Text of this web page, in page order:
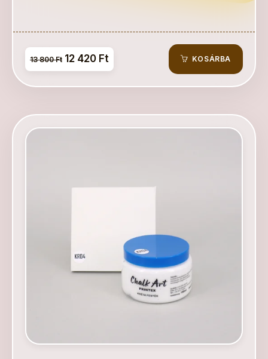
13 800 Ft 12 420 Ft KOSÁRBA